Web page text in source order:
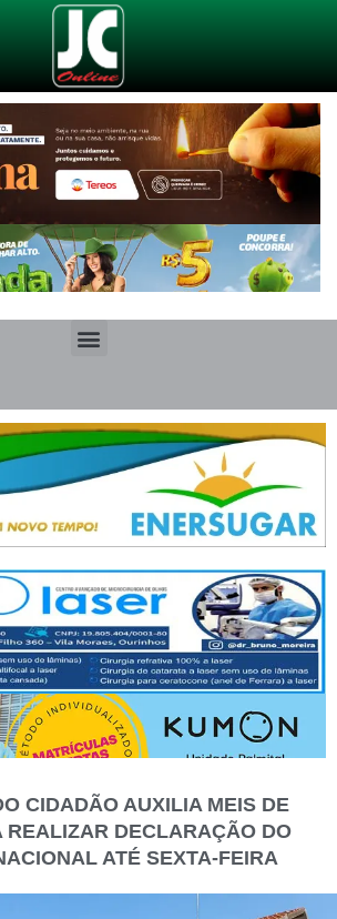
CIDADÃO AUXILIA MEIS DE
REALIZAR DECLARAÇÃO DO
ATÉ SEXTA-FEIRA